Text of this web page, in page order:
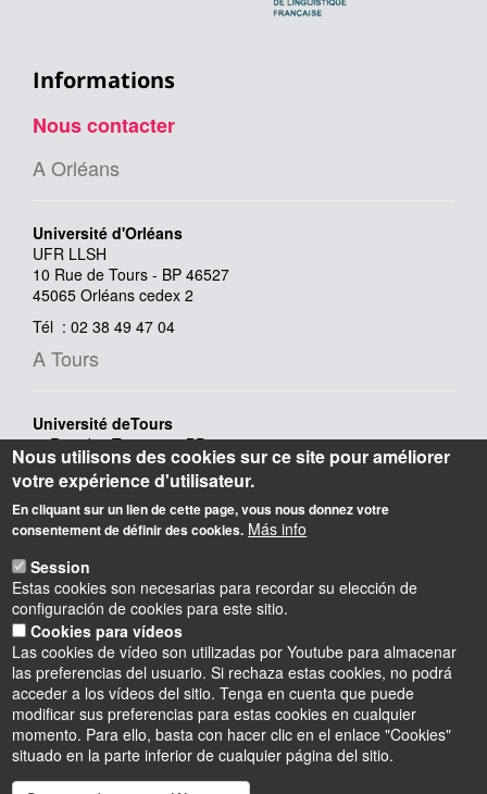
Informations
Nous contacter
A Orléans
Université d'Orléans
UFR LLSH
10 Rue de Tours - BP 46527
45065 Orléans cedex 2
Tél : 02 38 49 47 04
A Tours
Université deTours
3, Rue des Tanneurs, BP 4103
37041 Tours cedex 1
Tél : 02.47.36.66.54
A Paris
Bibliothèque Nationale de France
site François Mitterand
Quai François-Mauriac,
75706 Paris Cedex 13
Tél : 01.53.79.59.59
Nous utilisons des cookies sur ce site pour améliorer
votre expérience d'utilisateur.
En cliquant sur un lien de cette page, vous nous donnez votre
consentement de définir des cookies. Más info
Session
Estas cookies son necesarias para recordar su elección de
configuración de cookies para este sitio.
Cookies para vídeos
Las cookies de vídeo son utilizadas por Youtube para almacenar
las preferencias del usuario. Si rechaza estas cookies, no podrá
acceder a los vídeos del sitio. Tenga en cuenta que puede
modificar sus preferencias para estas cookies en cualquier
momento. Para ello, basta con hacer clic en el enlace "Cookies"
situado en la parte inferior de cualquier página del sitio.